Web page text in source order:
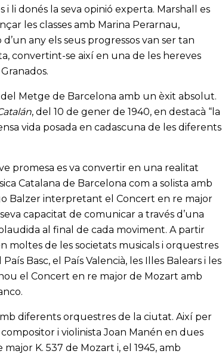
li donés la seva opinió experta. Marshall es
les classes amb Marina Perarnau,
any els seus progressos van ser tan
convertint-se així en una de les hereves
del Metge de Barcelona amb un èxit absolut.
, del 10 de gener de 1940, en destacà “la
vida posada en cadascuna de les diferents
promesa es va convertir en una realitat
Catalana de Barcelona com a solista amb
Balzer interpretant el Concert en re major
capacitat de comunicar a través d’una
al final de cada moviment. A partir
moltes de les societats musicals i orquestres
Basc, el País Valencià, les Illes Balears i les
el Concert en re major de Mozart amb
diferents orquestres de la ciutat. Així per
i violinista Joan Manén en dues
K. 537 de Mozart i, el 1945, amb